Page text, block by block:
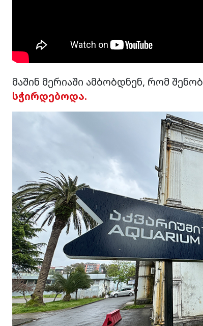
მაშინ მერიაში ამბობდნენ, რომ
სჭირდებოდა.